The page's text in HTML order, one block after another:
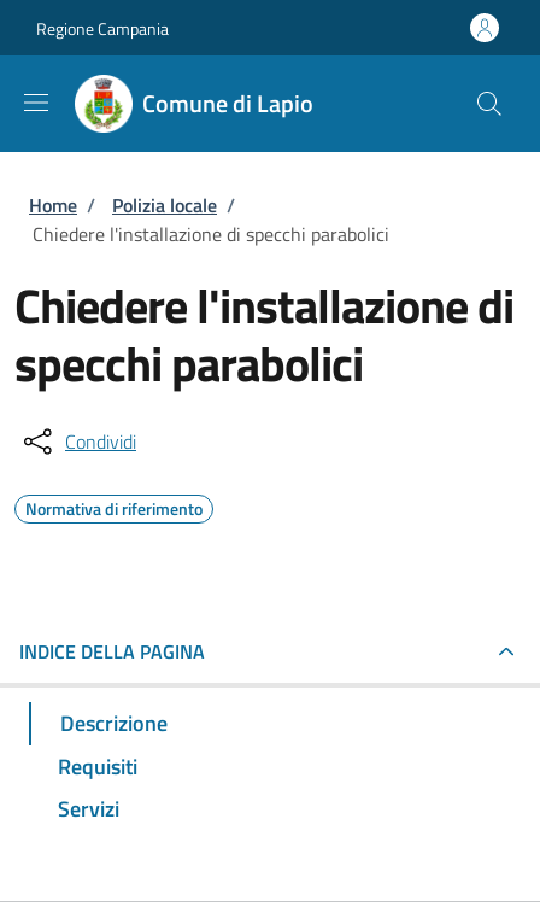
Regione Campania
Comune di Lapio
Briciole di pane
Home / Polizia locale /
Chiedere l'installazione di specchi parabolici
Chiedere l'installazione di
specchi parabolici
Condividi
Normativa di riferimento
INDICE DELLA PAGINA
Descrizione
Requisiti
Servizi